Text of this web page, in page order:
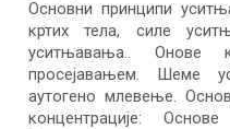
Основни принципи
кртих тела, силе
уситњавања.. Oнове
просејавањем. Шеме
аутогено млевење.
концентрације: